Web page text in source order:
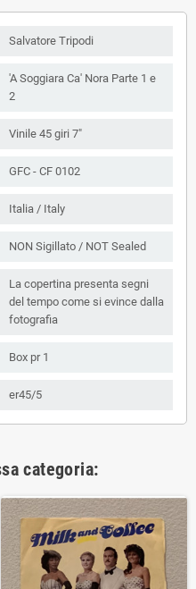
Salvatore Tripodi
'A Soggiara Ca' Nora Parte 1 e
2
Vinile 45 giri 7"
GFC - CF 0102
Italia / Italy
NON Sigillato / NOT Sealed
La copertina presenta segni
del tempo come si evince dalla
fotografia
Box pr 1
er45/5
categoria: